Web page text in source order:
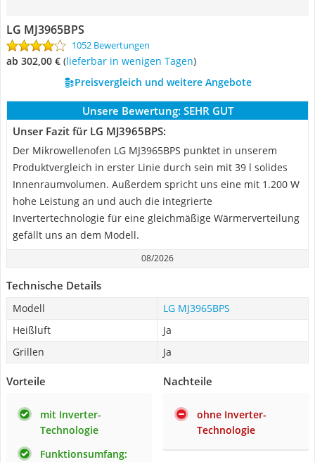
LG MJ3965BPS
1052 Bewertungen
ab 302,00 € ( Lieferbar in wenigen Tagen)
Preisvergleich und weitere Angebote
Unsere Bewertung: SEHR GUT
Unser Fazit für LG MJ3965BPS:
Der Mikrowellenofen LG MJ3965BPS punktet in unserem
Produktvergleich in erster Linie durch sein mit 39 l solides
Innenraumvolumen. Außerdem spricht uns eine mit 1.200 W
hohe Leistung an und auch die integrierte
Invertertechnologie für eine gleichmäßige Wärmerverteilung
gefällt uns an dem Modell.
08/2026
Technische Details
Modell
LG MJ3965BPS
Heißluft
Ja
Grillen
Ja
Vorteile
mit Inverter-
Technologie
Funktionsumfang:
Nachteile
ohne Inverter-
Technologie